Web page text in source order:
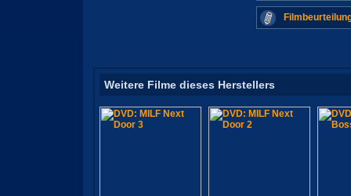
Weitere Filme dieses Herstellers